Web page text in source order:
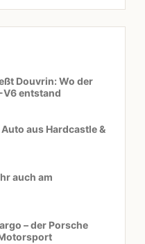
Douvrin: Wo der
V6 entstand
aus Hardcastle &
auch am
– der Porsche